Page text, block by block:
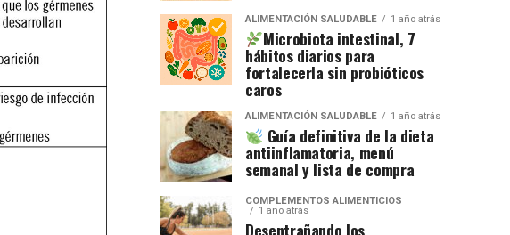
ALIMENTACIÓN SALUDABLE 1 año atrás
Microbiota intestinal, 7
hábitos diarios para
fortalecerla sin probióticos
caros
ALIMENTACIÓN SALUDABLE 1 año atrás
Guía definitiva de la dieta
antiinflamatoria, menú
semanal y lista de compra
COMPLEMENTOS ALIMENTICIOS
1 año atrás
Desentrañando los